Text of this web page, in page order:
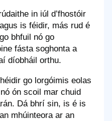
in iúl d’fhostóir
is féidir, más rud é
bhfuil nó go
fásta soghonta a
díobháil orthu.
go lorgóimis eolas
ón scoil mar chuid
Dá bhrí sin, is é is
mhúinteora ar an